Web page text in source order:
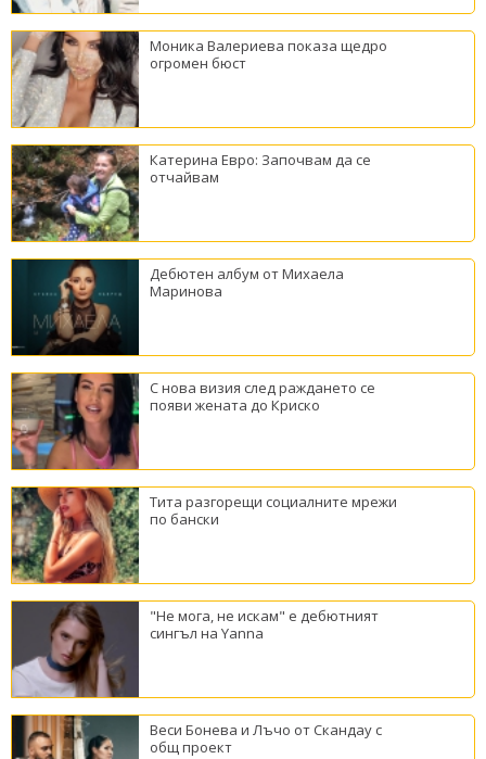
Моника Валериева показа щедро
огромен бюст
Катерина Евро: Започвам да се
отчайвам
Дебютен албум от Михаела
Маринова
С нова визия след раждането се
появи жената до Криско
Тита разгорещи социалните мрежи
по бански
"Не мога, не искам" е дебютният
сингъл на Yanna
Веси Бонева и Лъчо от Скандау с
общ проект